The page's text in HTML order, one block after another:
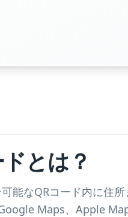
とは？
能なQRコード内に住
Maps、Apple